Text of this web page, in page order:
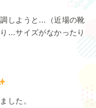
しようと…（近場の靴
…サイズがなかったり
した。